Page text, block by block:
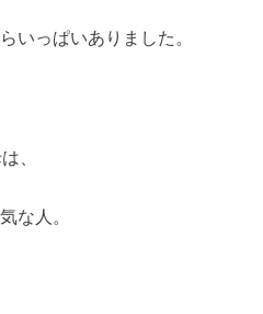
いっぱいありました。
、
な人。